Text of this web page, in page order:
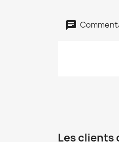
Les clients